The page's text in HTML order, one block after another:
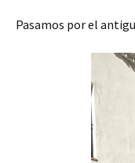
Pasamos por el